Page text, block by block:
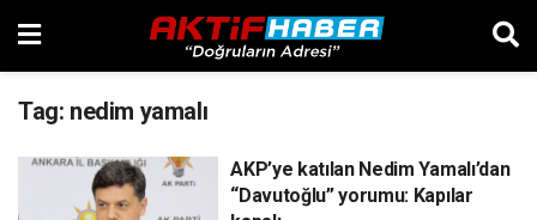
Tag: nedim yamalı
AKP’ye katılan Nedim Yamalı’dan
“Davutoğlu” yorumu: Kapılar